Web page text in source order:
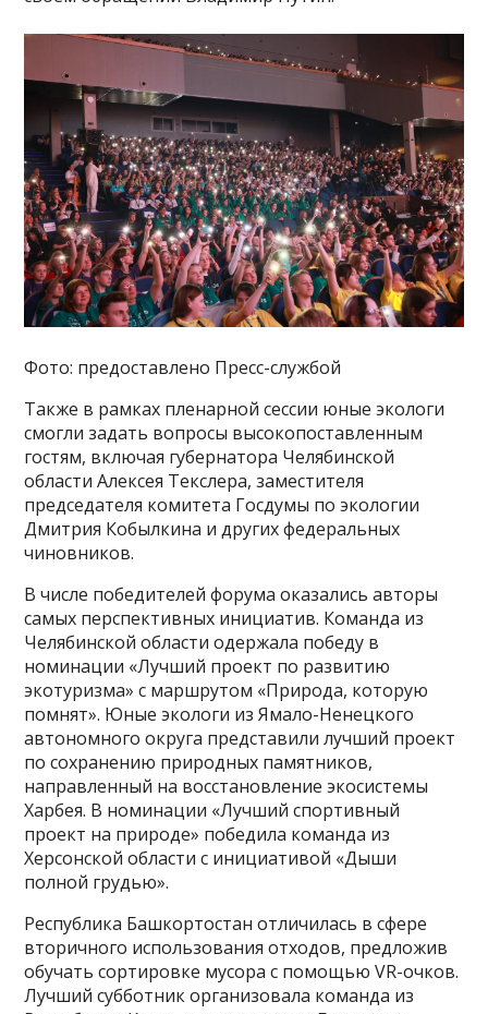
Фото: предоставлено Пресс-службой
Также в рамках пленарной сессии юные экологи
смогли задать вопросы высокопоставленным
гостям, включая губернатора Челябинской
области Алексея Текслера, заместителя
председателя комитета Госдумы по экологии
Дмитрия Кобылкина и других федеральных
чиновников.
В числе победителей форума оказались авторы
самых перспективных инициатив. Команда из
Челябинской области одержала победу в
номинации «Лучший проект по развитию
экотуризма» с маршрутом «Природа, которую
помнят». Юные экологи из Ямало-Ненецкого
автономного округа представили лучший проект
по сохранению природных памятников,
направленный на восстановление экосистемы
Харбея. В номинации «Лучший спортивный
проект на природе» победила команда из
Херсонской области с инициативой «Дыши
полной грудью».
Республика Башкортостан отличилась в сфере
вторичного использования отходов, предложив
обучать сортировке мусора с помощью VR-очков.
Лучший субботник организовала команда из